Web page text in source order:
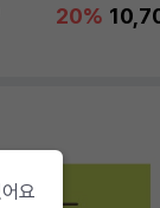
20%
요